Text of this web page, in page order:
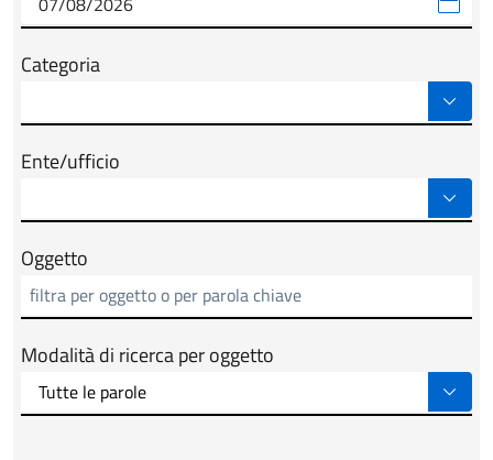
Categoria
Ente/ufficio
Oggetto
Modalità di ricerca per oggetto